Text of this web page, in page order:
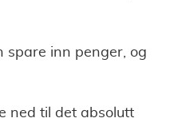
spare inn penger, og
ned til det absolutt